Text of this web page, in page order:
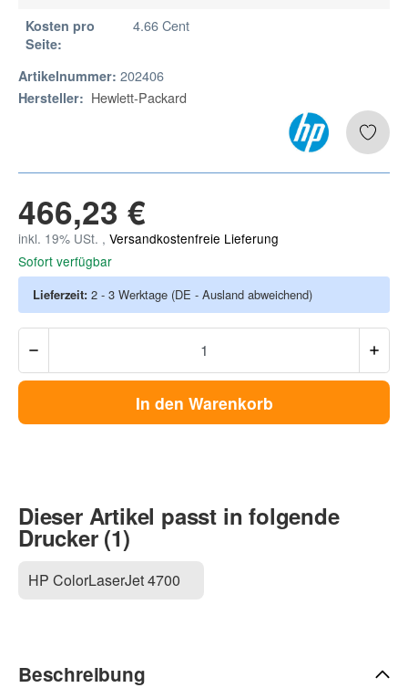
Kosten pro
Seite:
4.66 Cent
Artikelnummer: 202406
Hersteller: Hewlett-Packard
466,23 €
inkl. 19% USt. , Versandkostenfreie Lieferung
Sofort verfügbar
Lieferzeit: 2 - 3 Werktage (DE - Ausland abweichend)
In den Warenkorb
Dieser Artikel passt in folgende
Drucker (1)
HP ColorLaserJet 4700
Beschreibung